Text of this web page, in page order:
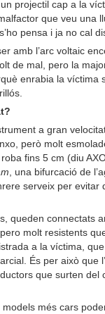
projectil cap a la
que veu una
pensa i ja no cal
amb l’arc voltaic
de mal, pero la
enrabia la víctima
a gran
però molt
fins 5 cm (diu
, una bifurcació de
serveix per evitar
queden connectats
molt resistents
a la víctima,
És per això que
que surten del
més cars